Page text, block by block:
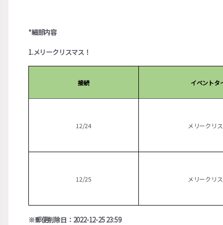
*細部内容
1.メリークリスマス！
接続 イベントタ
12/24 メリークリ
12/25 メリークリ
※郵便削除日：2022-12-25 23:59